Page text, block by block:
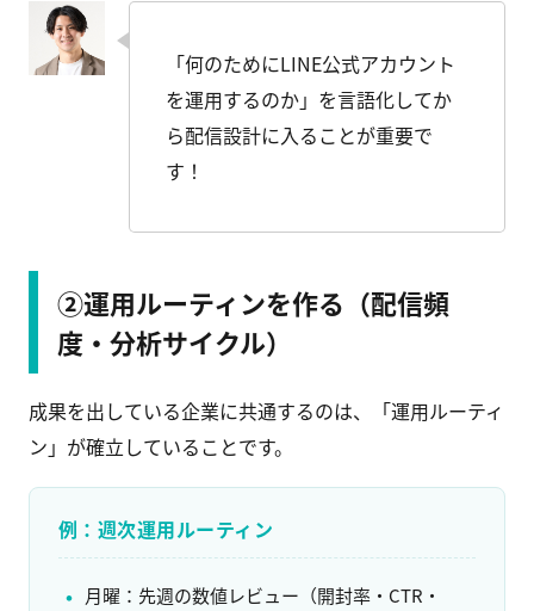
「何のためにLINE公式アカウント
を運用するのか」を言語化してか
ら配信設計に入ることが重要で
す！
②運用ルーティンを作る（配信頻
度・分析サイクル）
成果を出している企業に共通するのは、「運用ルーティ
ン」が確立していることです。
例：週次運用ルーティン
月曜：先週の数値レビュー（開封率・CTR・